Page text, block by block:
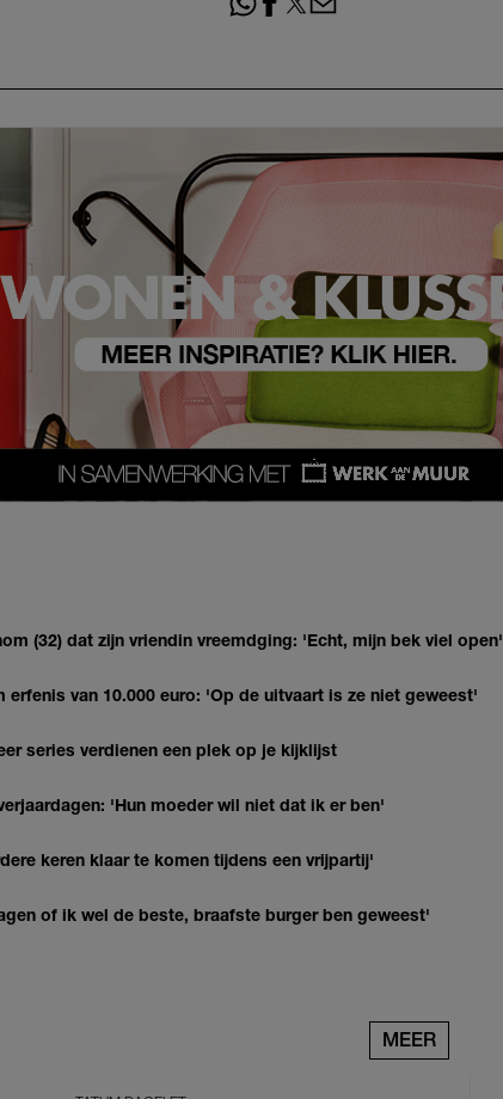
(32) dat zijn vriendin vreemdging: 'Echt, mijn bek viel open'
van 10.000 euro: 'Op de uitvaart is ze niet geweest'
series verdienen een plek op je kijklijst
'Hun moeder wil niet dat ik er ben'
keren klaar te komen tijdens een vrijpartij'
of ik wel de beste, braafste burger ben geweest'
MEER